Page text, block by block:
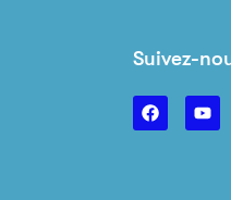
Suivez-